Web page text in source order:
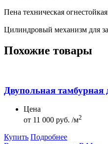
Пена техническая огнестойкая
Цилиндровый механизм для
Похожие товары
Двупольная тамбурная
Цена
от 11 000 руб. /м2
Купить Подробнее